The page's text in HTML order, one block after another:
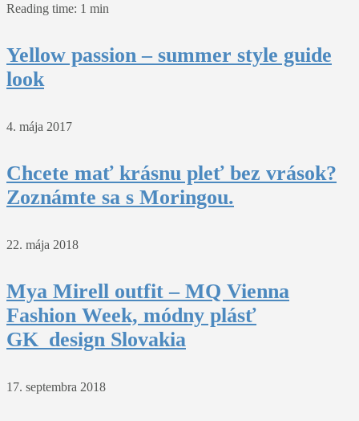
Reading time: 1 min
Yellow passion – summer style guide
look
4. mája 2017
Chcete mať krásnu pleť bez vrások?
Zoznámte sa s Moringou.
22. mája 2018
Mya Mirell outfit – MQ Vienna
Fashion Week, módny plásť
GK_design Slovakia
17. septembra 2018